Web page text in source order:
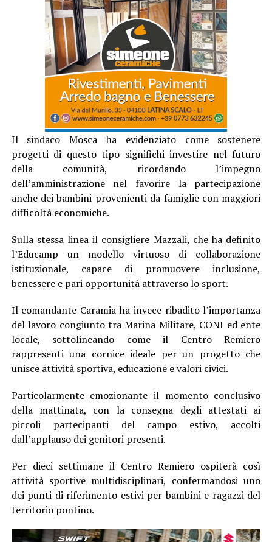
Il sindaco Mosca ha evidenziato come sostenere
progetti di questo tipo significhi investire nel futuro
della comunità, ricordando l’impegno
dell’amministrazione nel favorire la partecipazione
anche dei bambini provenienti da famiglie con maggiori
difficoltà economiche.
Sulla stessa linea il consigliere Mazzali, che ha definito
l’Educamp un modello virtuoso di collaborazione
istituzionale, capace di promuovere inclusione,
benessere e pari opportunità attraverso lo sport.
Il comandante Caramia ha invece ribadito l’importanza
del lavoro congiunto tra Marina Militare, CONI ed ente
locale, sottolineando come il Centro Remiero
rappresenti una cornice ideale per un progetto che
unisce attività sportiva, educazione e valori civici.
Particolarmente emozionante il momento conclusivo
della mattinata, con la consegna degli attestati ai
piccoli partecipanti del campo estivo, accolti
dall’applauso dei genitori presenti.
Per dieci settimane il Centro Remiero ospiterà così
attività sportive multidisciplinari, confermandosi uno
dei punti di riferimento estivi per bambini e ragazzi del
territorio pontino.